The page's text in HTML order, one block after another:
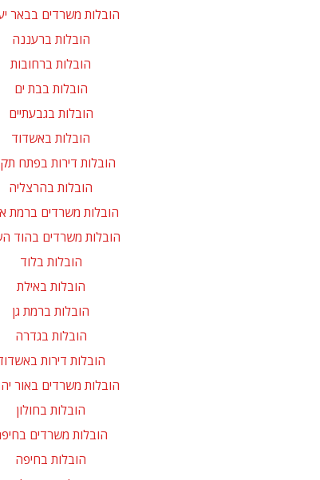
הובלות משרדים בבאר
הובלות ברעננה
הובלות ברחובות
הובלות בבת ים
הובלות בגבעתיים
הובלות באשדוד
הובלות דירות בפתח
הובלות בהרצליה
הובלות משרדים ברמת
הובלות משרדים בהוד
הובלות בלוד
הובלות באילת
הובלות ברמת גן
הובלות בגדרה
הובלות דירות
הובלות משרדים באור
הובלות בחולון
הובלות משרדים
הובלות בחיפה